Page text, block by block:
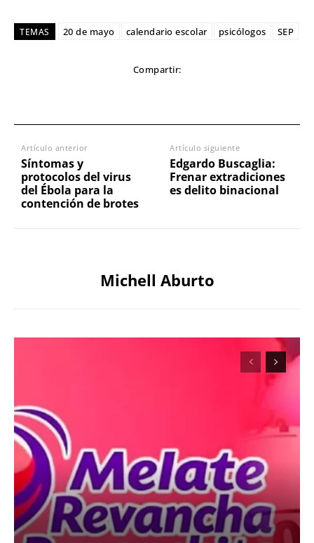
TEMAS 20 de mayo calendario escolar psicólogos SEP
Compartir:
Artículo anterior
Síntomas y
protocolos del virus
del Ébola para la
contención de brotes
Artículo siguiente
Edgardo Buscaglia:
Frenar extradiciones
es delito binacional
Michell Aburto